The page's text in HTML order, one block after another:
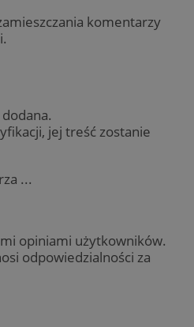
komentarzy
jej treść zostanie
...
opiniami użytkowników.
odpowiedzialności za